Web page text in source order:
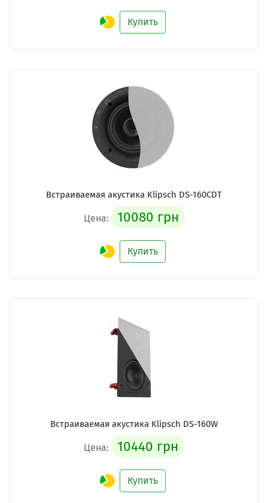
Купить
Встраиваемая акустика Klipsch DS-160CDT
Цена: 10080 грн
Купить
Встраиваемая акустика Klipsch DS-160W
Цена: 10440 грн
Купить